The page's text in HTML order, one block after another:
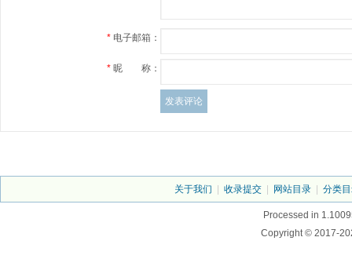
* 电子邮箱：
* 昵 称：
关于我们 收录提交 网站目录 分类
Processed in
Copyright © 2017-